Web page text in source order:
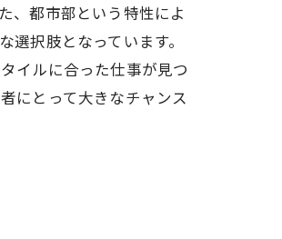
、都市部という特性によ
択肢となっています。
イルに合った仕事が見つ
にとって大きなチャンス